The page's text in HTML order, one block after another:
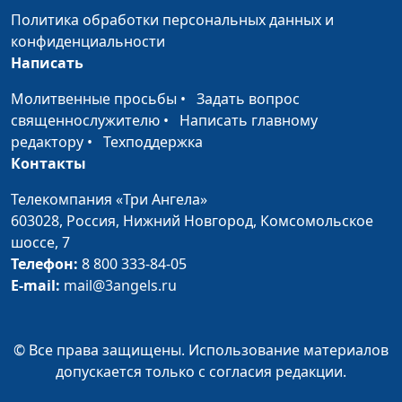
тупике?
священнослужитель
Можем ли мы
священнослужитель
Каким должен быть
духовный плод жизни
Юлия Синицына,
Является ли бедность
добродетелью?
Юлия Синицына,
#166
Изучая Новый Завет
кафедрой теологии ЗАУ
Политика обработки персональных данных и
конфиденциальности
Написать
Молитвенные просьбы • Задать вопрос
священнослужителю • Написать главному
редактору • Техподдержка
Контакты
Телекомпания «Три Ангела»
603028, Россия, Нижний Новгород, Комсомольское
шоссе, 7
Телефон: 8 800 333-84-05
E-mail: mail@3angels.ru
© Все права защищены. Использование материалов
допускается только с согласия редакции.